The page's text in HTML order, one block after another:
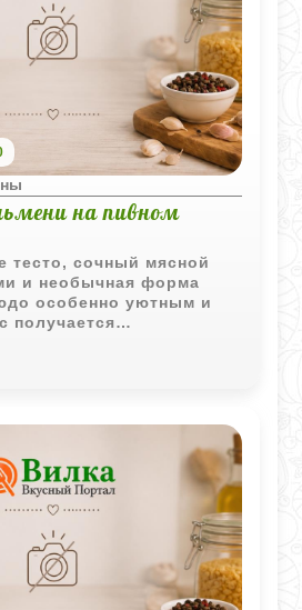
на пивном
тесто, сочный мясной
и необычная форма
особенно уютным и
получается
после варки
и ароматным.